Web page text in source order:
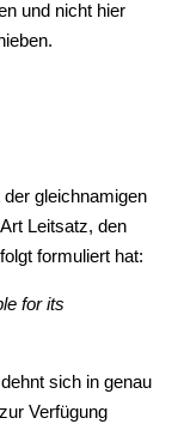
und nicht hier
gleichnamigen
Leitsatz, den
formuliert hat:
for its
sich in genau
Verfügung